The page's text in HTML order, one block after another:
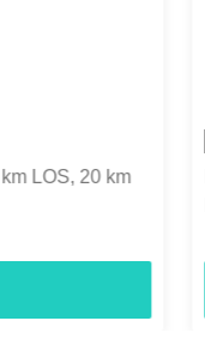
Ad-Hoc